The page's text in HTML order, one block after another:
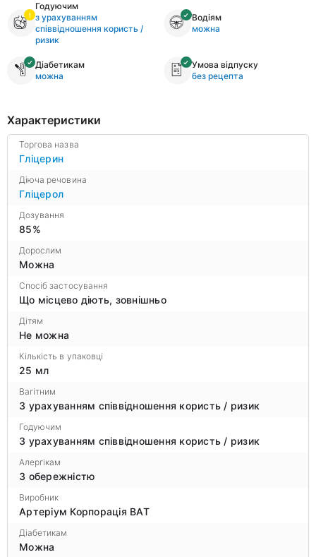
Годуючим
з урахуванням
співвідношення користь /
ризик
Водіям
можна
Діабетикам
можна
Умова відпуску
без рецепта
Характеристики
Торгова назва
Гліцерин
Діюча речовина
Гліцерол
Дозування
85%
Дорослим
Можна
Спосіб застосування
Що місцево діють, зовнішньо
Дітям
Не можна
Кількість в упаковці
25 мл
Вагітним
З урахуванням співвідношення користь / ризик
Годуючим
З урахуванням співвідношення користь / ризик
Алергікам
З обережністю
Виробник
Артеріум Корпорація ВАТ
Діабетикам
Можна